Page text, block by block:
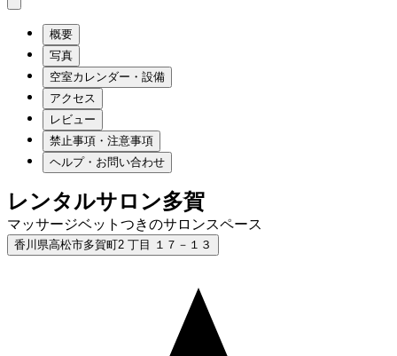
概要
写真
空室カレンダー・設備
アクセス
レビュー
禁止事項・注意事項
ヘルプ・お問い合わせ
レンタルサロン多賀
マッサージベットつきのサロンスペース
香川県高松市多賀町2 丁目 １７－１３